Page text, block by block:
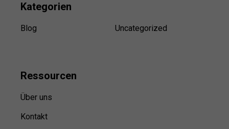
Kategorien
Blog Uncategorized
Ressourcen
Über uns
Kontakt